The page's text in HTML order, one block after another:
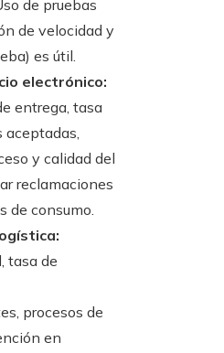
de pruebas
de velocidad y
es útil.
electrónico:
entrega, tasa
aceptadas,
y calidad del
reclamaciones
de consumo.
tasa de
procesos de
en